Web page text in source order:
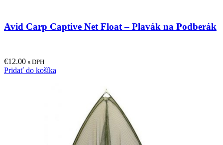
Avid Carp Captive Net Float – Plavák na Podberák
€12.00 s DPH
Pridať do košíka